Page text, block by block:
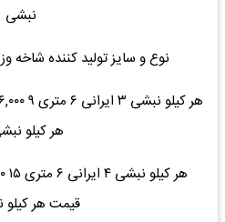
نبشی
نوع و سایز تولید کننده شاخه
هر کیلو
قیمت هر کیلو